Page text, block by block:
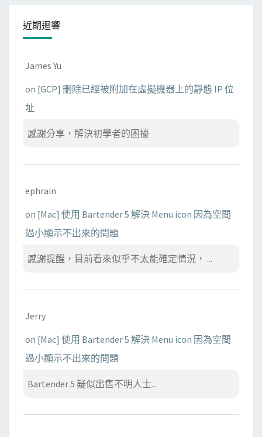
近期迴響
James Yu
on [GCP] 刪除已經被附加在虛擬機器上的靜態 IP 位
址
感謝分享，解決初學者的困擾
ephrain
on [Mac] 使用 Bartender 5 解決 Menu icon 因為空間
過小顯示不出來的問題
感謝提醒，目前看來似乎不太能確定情況， ...
Jerry
on [Mac] 使用 Bartender 5 解決 Menu icon 因為空間
過小顯示不出來的問題
Bartender 5 疑似出售不明人士...